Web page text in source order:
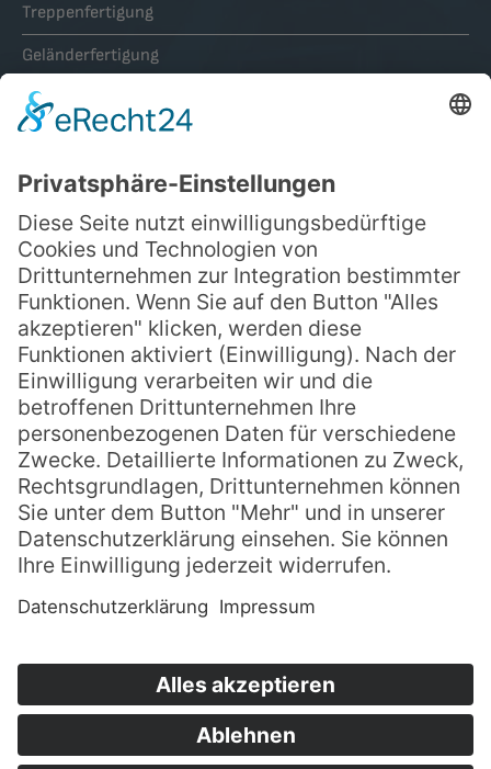
Treppenfertigung
Geländerfertigung
Gewerbliche und landwirtschaftliche Bauten
Unternehmen
Zertifikate / Zulassung
Qualifizierung
Chronik
Karriere
Kontakt
Telefon:+49 39089 9830
Telefax: +49 39089 3313
E-Mail:service@ibb-bismark.de
Wartenberger Chaussee 4 • 39629 Bismark
Einetoolboxx.deWebsite. |Impressum|Datenschutz